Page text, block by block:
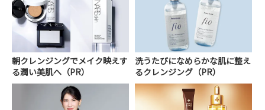
朝クレンジングでメイク映えす
る潤い美肌へ（PR）
洗うたびになめらかな肌に整え
るクレンジング（PR）